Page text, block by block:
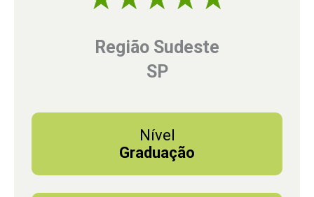
Região Sudeste
SP
Nível
Graduação